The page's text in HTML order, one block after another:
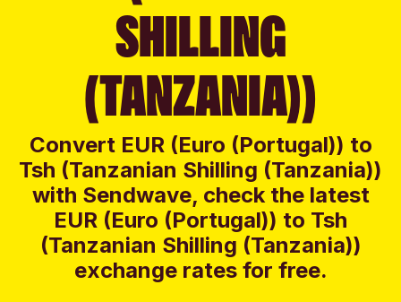
SHILLING
(TANZANIA))
Convert EUR (Euro (Portugal)) to
Tsh (Tanzanian Shilling (Tanzania))
with Sendwave, check the latest
EUR (Euro (Portugal)) to Tsh
(Tanzanian Shilling (Tanzania))
exchange rates for free.